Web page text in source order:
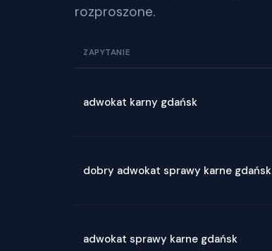
rozproszone.
ZAPYTANIE
adwokat karny gdańsk
dobry adwokat sprawy karne gdańsk
adwokat sprawy karne gdańsk